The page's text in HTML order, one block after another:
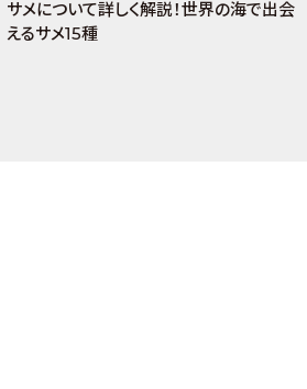
サメについて詳しく解説！世界の海で出会
えるサメ15種